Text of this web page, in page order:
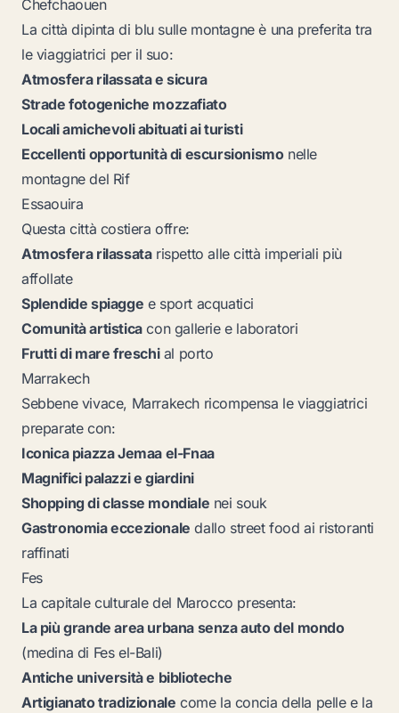
Chefchaouen
La città dipinta di blu sulle montagne è una preferita tra
le viaggiatrici per il suo:
Atmosfera rilassata e sicura
Strade fotogeniche mozzafiato
Locali amichevoli abituati ai turisti
Eccellenti opportunità di escursionismonelle
montagne del Rif
Essaouira
Questa città costiera offre:
Atmosfera rilassatarispetto alle città imperiali più
affollate
Splendide spiagge e sport acquatici
Comunità artisticacon gallerie e laboratori
Frutti di mare freschial porto
Marrakech
Sebbene vivace, Marrakech ricompensa le viaggiatrici
preparate con:
Iconica piazza Jemaa el-Fnaa
Magnifici palazzi e giardini
Shopping di classe mondiale nei souk
Gastronomia eccezionale dallo street food ai ristoranti
raffinati
Fes
La capitale culturale del Marocco presenta:
La più grande area urbana senza auto del mondo
(medina di Fes el-Bali)
Antiche università e biblioteche
Artigianato tradizionale come la concia della pelle e la